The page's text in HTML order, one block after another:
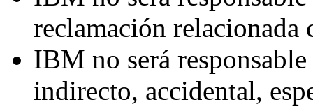
reclamación relacionada
IBM no será
indirecto, accidental,